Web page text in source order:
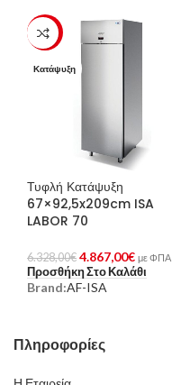
-23%
Κατάψυξη
Τυφλή Κατάψυξη
67×92,5x209cm ISA
LABOR 70
6.328,00€ 4.867,00€ με ΦΠΑ
Προσθήκη Στο Καλάθι
Brand:AF-ISA
Πληροφορίες